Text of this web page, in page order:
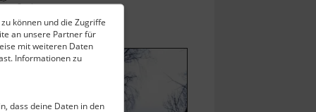
können und die Zugriffe
an unsere Partner für
mit weiteren Daten
Informationen zu
dass deine Daten in den
Sachsen
vom 26.04.2026 / Zugriffe: 3191
vom aktuellen Standort